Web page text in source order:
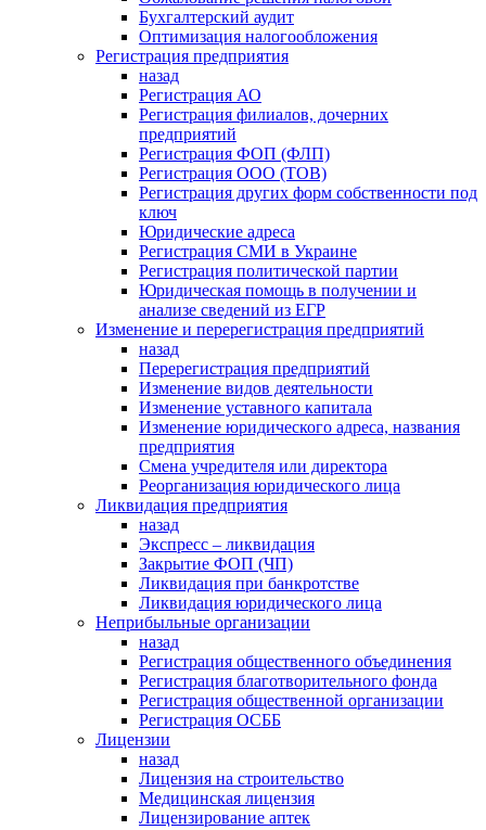
Бухгалтерский аудит
Оптимизация налогообложения
Регистрация предприятия
назад
Регистрация АО
Регистрация филиалов, дочерних
предприятий
Регистрация ФОП (ФЛП)
Регистрация ООО (ТОВ)
Регистрация других форм собственности под
ключ
Юридические адреса
Регистрация СМИ в Украине
Регистрация политической партии
Юридическая помощь в получении и
анализе сведений из ЕГР
Изменение и перерегистрация предприятий
назад
Перерегистрация предприятий
Изменение видов деятельности
Изменение уставного капитала
Изменение юридического адреса, названия
предприятия
Смена учредителя или директора
Реорганизация юридического лица
Ликвидация предприятия
назад
Экспресс – ликвидация
Закрытие ФОП (ЧП)
Ликвидация при банкротстве
Ликвидация юридического лица
Неприбыльные организации
назад
Регистрация общественного объединения
Регистрация благотворительного фонда
Регистрация общественной организации
Регистрация ОСББ
Лицензии
назад
Лицензия на строительство
Медицинская лицензия
Лицензирование аптек